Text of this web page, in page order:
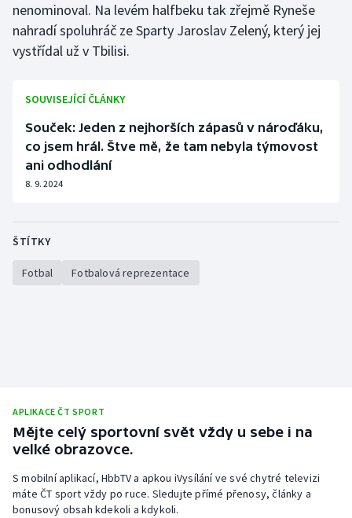
Plážový volejbal
Rychlobruslení
Rychlostní kanoistika
Short track
Volejbal
Ostatní
nenominoval. Na levém halfbeku tak zřejmě Ryneše
nahradí spoluhráč ze Sparty Jaroslav Zelený, který jej
vystřídal už v Tbilisi.
SOUVISEJÍCÍ ČLÁNKY
Souček: Jeden z nejhorších zápasů v nároďáku,
co jsem hrál. Štve mě, že tam nebyla týmovost
ani odhodlání
8. 9. 2024
ŠTÍTKY
Fotbal Fotbalová reprezentace
APLIKACE ČT SPORT
Mějte celý sportovní svět vždy u sebe i na
velké obrazovce.
S mobilní aplikací, HbbTV a apkou iVysílání ve své chytré televizi
máte ČT sport vždy po ruce. Sledujte přímé přenosy, články a
bonusový obsah kdekoli a kdykoli.